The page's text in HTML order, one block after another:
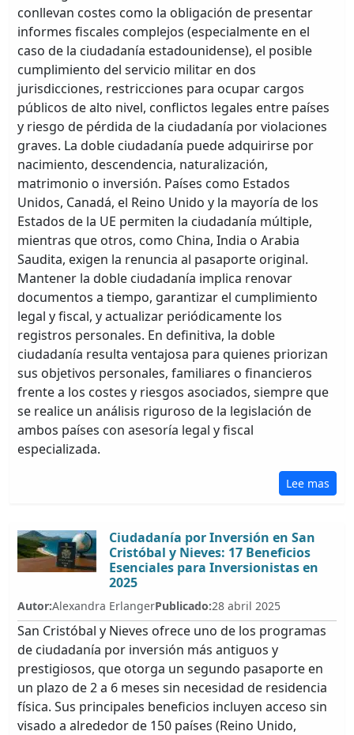
conllevan costes como la obligación de presentar
informes fiscales complejos (especialmente en el
caso de la ciudadanía estadounidense), el posible
cumplimiento del servicio militar en dos
jurisdicciones, restricciones para ocupar cargos
públicos de alto nivel, conflictos legales entre países
y riesgo de pérdida de la ciudadanía por violaciones
graves. La doble ciudadanía puede adquirirse por
nacimiento, descendencia, naturalización,
matrimonio o inversión. Países como Estados
Unidos, Canadá, el Reino Unido y la mayoría de los
Estados de la UE permiten la ciudadanía múltiple,
mientras que otros, como China, India o Arabia
Saudita, exigen la renuncia al pasaporte original.
Mantener la doble ciudadanía implica renovar
documentos a tiempo, garantizar el cumplimiento
legal y fiscal, y actualizar periódicamente los
registros personales. En definitiva, la doble
ciudadanía resulta ventajosa para quienes priorizan
sus objetivos personales, familiares o financieros
frente a los costes y riesgos asociados, siempre que
se realice un análisis riguroso de la legislación de
ambos países con asesoría legal y fiscal
especializada.
Lee mas
Ciudadanía por Inversión en San
Cristóbal y Nieves: 17 Beneficios
Esenciales para Inversionistas en
2025
Autor:Alexandra ErlangerPublicado:28 abril 2025
San Cristóbal y Nieves ofrece uno de los programas
de ciudadanía por inversión más antiguos y
prestigiosos, que otorga un segundo pasaporte en
un plazo de 2 a 6 meses sin necesidad de residencia
física. Sus principales beneficios incluyen acceso sin
visado a alrededor de 150 países (Reino Unido,